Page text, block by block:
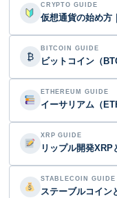
CRYPTO GUIDE
仮想通貨の始め方
₿
BITCOIN GUIDE
ビットコイン（
ETHEREUM GUIDE
イーサリアム（
XRP GUIDE
リップル開発XRP
STABLECOIN GUIDE
ステーブルコイン